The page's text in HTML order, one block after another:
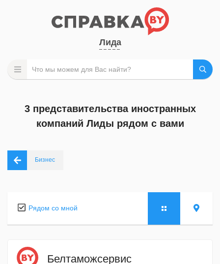
Лида
3 представительства иностранных
компаний Лиды рядом с вами
Бизнес
Рядом со мной
Белтаможсервис